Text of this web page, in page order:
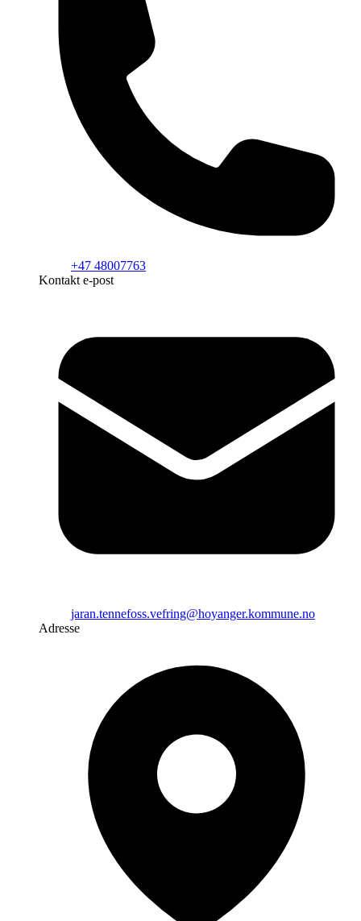
+47 48007763
Kontakt e-post
jaran.tennefoss.vefring@hoyanger.kommune.no
Adresse